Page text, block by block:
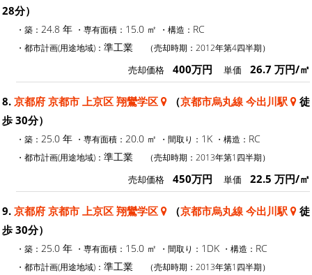
28分）
・築： 24.8 年 ・専有面積： 15.0 ㎡ ・構造： RC
・都市計画(用途地域)： 準工業 （売却時期：2012年第4四半期）
売却価格 400万円 単価 26.7 万円/㎡
8. 京都府 京都市 上京区 翔鸞学区 （京都市烏丸線 今出川駅
徒
歩 30分）
・築： 25.0 年 ・専有面積： 20.0 ㎡ ・間取り： 1K ・構造： RC
・都市計画(用途地域)： 準工業 （売却時期：2013年第1四半期）
売却価格 450万円 単価 22.5 万円/㎡
9. 京都府 京都市 上京区 翔鸞学区 （京都市烏丸線 今出川駅
徒
歩 30分）
・築： 25.0 年 ・専有面積： 15.0 ㎡ ・間取り： 1DK ・構造： RC
・都市計画(用途地域)： 準工業 （売却時期：2013年第1四半期）